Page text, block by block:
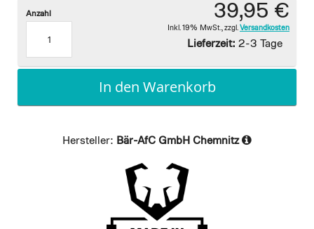
39,95 €
Inkl. 19% MwSt. zzgl. Versandkosten
Lieferzeit: 2-3 Tage
Anzahl
In den Warenkorb
Hersteller: Bär-AfC GmbH Chemnitz